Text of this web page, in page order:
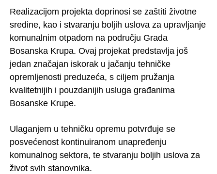
Realizacijom projekta doprinosi se zaštiti životne
sredine, kao i stvaranju boljih uslova za upravljanje
komunalnim otpadom na području Grada
Bosanska Krupa. Ovaj projekat predstavlja još
jedan značajan iskorak u jačanju tehničke
opremljenosti preduzeća, s ciljem pružanja
kvalitetnijih i pouzdanijih usluga građanima
Bosanske Krupe.
Ulaganjem u tehničku opremu potvrđuje se
posvećenost kontinuiranom unapređenju
komunalnog sektora, te stvaranju boljih uslova za
život svih stanovnika.